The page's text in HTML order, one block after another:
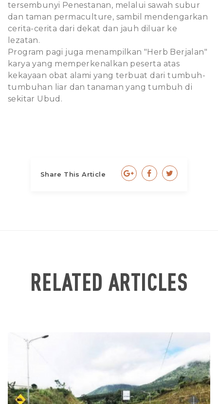
tersembunyi Penestanan, melalui sawah subur
dan taman permaculture, sambil mendengarkan
cerita-cerita dari dekat dan jauh diluar ke
lezatan.
Program pagi juga menampilkan "Herb Berjalan"
karya yang memperkenalkan peserta atas
kekayaan obat alami yang terbuat dari tumbuh-
tumbuhan liar dan tanaman yang tumbuh di
sekitar Ubud.
Share This Article
RELATED ARTICLES